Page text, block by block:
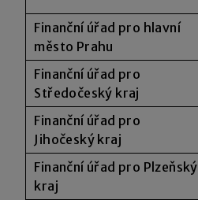
Finanční úřad pro hlavní
město Prahu
Finanční úřad pro
Středočeský kraj
Finanční úřad pro
Jihočeský kraj
Finanční úřad pro Plzeňský
kraj